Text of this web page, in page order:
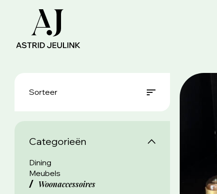
Sorteer
Categorieën
Dining
Meubels
Woonaccessoires